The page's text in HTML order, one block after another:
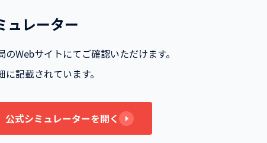
ュレーター
Webサイトにてご確認いただけます。
記載されています。
公式シミュレーターを開く